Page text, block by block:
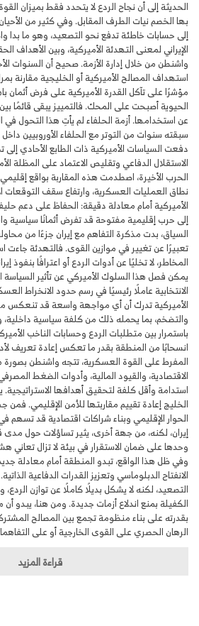
الحديثة إلى أن نجاح الردع لا يتحدد فقط بميزان
بها الخصم نيات الطرف المقابل. وفي كثير من
إلى حسابات خاطئة تدفع نحو التصعيد، وهو ما بدا
الإيراني لمعنى التهدئة الأميركية، وبين الأهداف
واشنطن من خلال إدارة الأزمة. صحيح أن السنوات
استهداف المصالح الأميركية أو الخليجية مقارنة
مؤشرًا على تآكل القدرة الأميركية على فرض أثمان
الحيوية أصبحت على المحك. فالتمييز يبقى قائمًا
عن استخدامها. أزمة الحلفاء لم يأتِ هذا التحول في
سبقته سنوات من التوتر مع الحلفاء الأوروبيين
دفعت السياسات الأميركية ذات الطابع الأحادي إلى
الاستقلال الدفاعي وتقليص الاعتماد على المظلة
الحرب الأخيرة، اصطدمت هذه المقاربة بواقع
نطاق العمليات العسكرية، وارتفاع سقف التوقعات
الأميركية أمام معادلة دقيقة: الحفاظ على دعم
إلى حرب إقليمية مفتوحة قد تفرض أثمانًا سياسية
السياق، بدت مذكرة التفاهم مع إيران جزءًا من
تعبيرًا عن تغيير في موازين القوى. فالتهدئة جاءت
المخاطر، لا تخليًا عن أدوات الردع أو اعترافًا بنفوذ
يمكن فصل هذا السلوك الأميركي عن تأثير السياسة
الانتخابية عاملًا رئيسيًا في رسم حدود الانخراط
الأميركية تدرك أن أي مواجهة واسعة قد تنعكس
والتضخم، بما يحمله ذلك من كلفة سياسية داخلية،
باستمرار بين متطلبات الردع وحسابات الناخب
انسحابًا من المنطقة بقدر ما تعكس إعادة تعريف
المفرط على القوة العسكرية، تتجه واشنطن بصورة
الاقتصادية، والقيود المالية، وأدوات الضغط
استدامة وأقل كلفة لتحقيق أهدافها
الخليج إعادة تقييم مقاربتها للأمن الإقليمي. فمن
الحوار الإقليمي وبناء شراكات اقتصادية قد
إيران، لكنه، من جهة أخرى، يثير تساؤلات حول مدى
وحدها على ضمان الاستقرار في بيئة لا تزال تعاني
وفي ظل هذا الواقع، تبدو المنطقة أمام معادلة
الانفتاح الدبلوماسي وتعزيز القدرات الدفاعية
التصعيد، لكنه لا يشكل بديلًا كاملًا عن توازن الردع،
الكفيلة بمنع اندلاع أزمات جديدة. ومن هنا، يبدو
بقدرته على بناء منظومة تجمع بين المصالح
الرهان الحصري على القوى الخارجية أو على
قراءة المزيد